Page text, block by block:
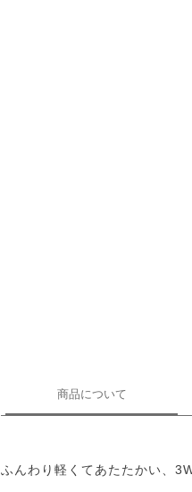
商品について
ふんわり軽くてあたたかい、